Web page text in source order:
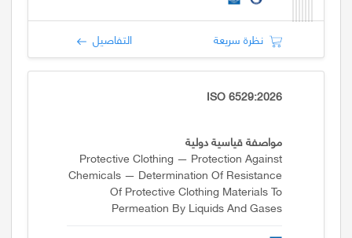
نظرة سريعة التفاصيل
ISO 6529:2026
مواصفة قياسية دولية
Protective Clothing — Protection Against
Chemicals — Determination Of Resistance
Of Protective Clothing Materials To
Permeation By Liquids And Gases